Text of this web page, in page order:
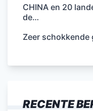
CHINA en 20
de…
Zeer
RECENTE